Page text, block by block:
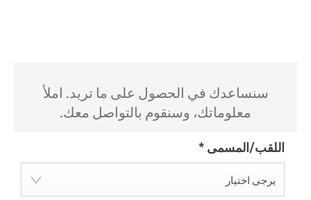
سنساعدك في الحصول على ما تريد. املأ
معلوماتك، وسنقوم بالتواصل معك.
اللقب/المسمى *
يرجى اختيار